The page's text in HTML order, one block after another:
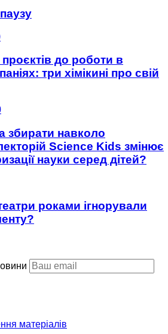
до роботи в
три хімікині про свій
збирати навколо
Science Kids змінює
науки серед дітей?
роками ігнорували
матеріалів